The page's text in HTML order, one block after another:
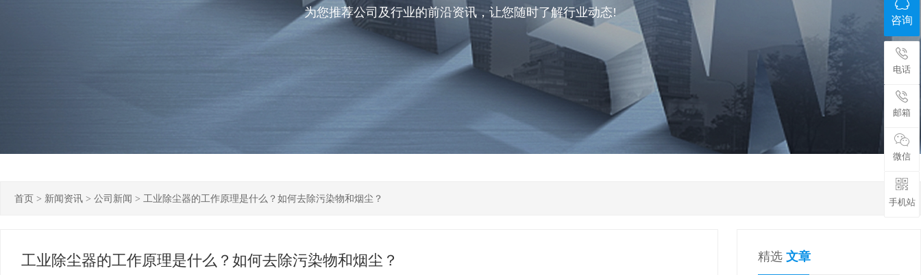
为您推荐公司及行业的前沿资讯，让您随时了解行业动态!
首页 > 新闻资讯 > 公司新闻 > 工业除尘器的工作原理是什么？如何去除污染物和烟尘？
工业除尘器的工作原理是什么？如何去除污染物和烟尘？ 精选文章
咨询
电话
邮箱
微信
手机站